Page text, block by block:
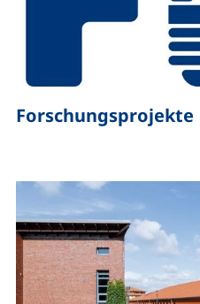
Forschungsprojekte